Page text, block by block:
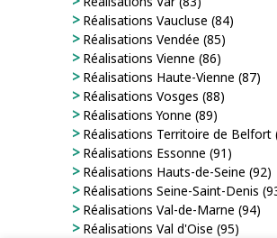
Réalisations Vaucluse (84)
Réalisations Vendée (85)
Réalisations Vienne (86)
Réalisations Haute-Vienne (87)
Réalisations Vosges (88)
Réalisations Yonne (89)
Réalisations Territoire de Belfort
Réalisations Essonne (91)
Réalisations Hauts-de-Seine (92)
Réalisations Seine-Saint-Denis
Réalisations Val-de-Marne (94)
Réalisations Val d'Oise (95)